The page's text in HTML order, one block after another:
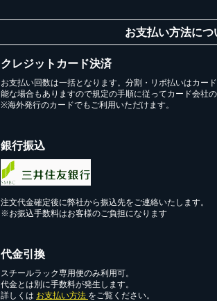
お支払い方法につ
クレジットカード決済
お支払い回数は一括となります。分割・リボ払いはカー
能な場合もありますので規定の手順に従ってカード会社
※海外発行のカードでもご利用いただけます。
銀行振込
注文代金確定後に弊社から振込先をご連絡いたします。
※お振込手数料はお客様のご負担になります
代金引換
スチールラック専用便のみ利用可。
代金とは別に手数料が発生します。
詳しくは お支払い方法 をご覧ください。